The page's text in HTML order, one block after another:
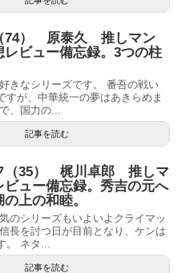
74） 原泰久 推しマン
レビュー備忘録。3つの柱
きなシリーズです。 番吾の戦い
すが、中華統一の夢はあきらめま
、国力の...
記事を読む
（35） 梶川卓郎 推しマ
ビュー備忘録。秀吉の元へ
上の和睦。
のシリーズもいよいよクライマッ
長を討つ日が目前となり、ケンは
。 ネタ...
記事を読む